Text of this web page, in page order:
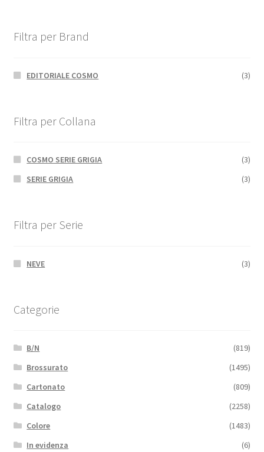
Filtra per Brand
EDITORIALE COSMO (3)
Filtra per Collana
COSMO SERIE GRIGIA
(3)
SERIE GRIGIA
(3)
Filtra per Serie
NEVE (3)
Categorie
B/N
(819)
Brossurato
(1495)
Cartonato
(809)
Catalogo
(2258)
Colore
(1483)
In evidenza
(6)